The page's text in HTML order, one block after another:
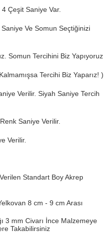
Çeşit Saniye Var.
Ve Somun Seçtiğinizi
Somun Tercihini Biz Yapıyoruz
Tercihi Biz Yaparız! )
Verilir. Siyah Saniye Tercih
Saniye Verilir.
Verilir.
Standart Boy Akrep
8 cm - 9 cm Arası
3 mm Civarı İnce Malzemeye
Takabilirsiniz